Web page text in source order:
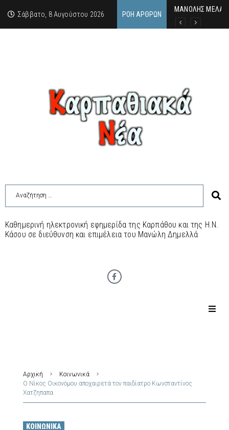
Σάββατο, 8 Αυγούστου 2026 ΡΟΉ ΆΡΘΡΩΝ
MΑΝΟΛΗΣ ΜΕΛΑΣ:
ΕΚΔΗΛΩΣΗ ΤΙΜΗΣ
Κάθε καλοκαίρι
Καθημερινή ηλεκτρονική εφημερίδα της Καρπάθου και της Η.Ν.
Κάσου σε διεύθυνση και επιμέλεια του Μανώλη Δημελλά
Αρχική
Κοινωνικά
Ο Νίκος Οικονόμου αποχαιρετά τον παιδίατρο Κωνσταντίνος
Χατζηπαπα
ΚΟΙΝΩΝΙΚΆ